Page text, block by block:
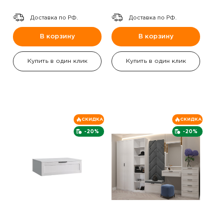
Доставка по РФ.
В корзину
Купить в один клик
Доставка по РФ.
В корзину
Купить в один клик
-20%
СКИДКА
-20%
СКИДКА